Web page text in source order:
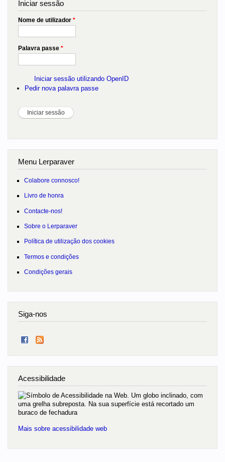
Iniciar sessão
Nome de utilizador *
Palavra passe *
Iniciar sessão utilizando OpenID
Pedir nova palavra passe
Menu Lerparaver
Colabore connosco!
Livro de honra
Contacte-nos!
Sobre o Lerparaver
Política de utilização dos cookies
Termos e condições
Condições gerais
Siga-nos
Acessibilidade
Mais sobre acessibilidade web